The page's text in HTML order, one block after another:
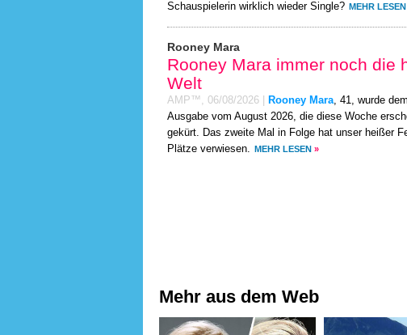
Schauspielerin wirklich wieder Single? MEHR LESEN
Rooney Mara
Rooney Mara immer noch die
Welt
AMP™, 06/08/2026 Rooney Mara, 41, wurde
Ausgabe vom August 2026, die diese Woche
gekürt. Das zweite Mal in Folge hat unser heißer
Plätze verwiesen. MEHR LESEN »
Mehr aus dem Web